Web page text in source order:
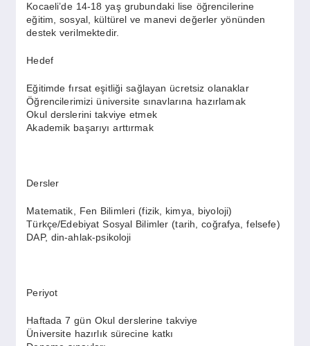
Kocaeli’de 14-18 yaş grubundaki lise öğrencilerine
eğitim, sosyal, kültürel ve manevi değerler yönünden
destek verilmektedir.
Hedef
Eğitimde fırsat eşitliği sağlayan ücretsiz olanaklar
Öğrencilerimizi üniversite sınavlarına hazırlamak
Okul derslerini takviye etmek
Akademik başarıyı arttırmak
Dersler
Matematik, Fen Bilimleri (fizik, kimya, biyoloji)
Türkçe/Edebiyat Sosyal Bilimler (tarih, coğrafya, felsefe)
DAP, din-ahlak-psikoloji
Periyot
Haftada 7 gün Okul derslerine takviye
Üniversite hazırlık sürecine katkı